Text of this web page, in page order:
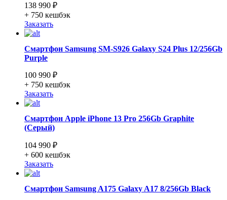
138 990 ₽
+ 750 кешбэк
Заказать
Смартфон Samsung SM-S926 Galaxy S24 Plus 12/256Gb
Purple
100 990 ₽
+ 750 кешбэк
Заказать
Смартфон Apple iPhone 13 Pro 256Gb Graphite
(Серый)
104 990 ₽
+ 600 кешбэк
Заказать
Смартфон Samsung A175 Galaxy A17 8/256Gb Black